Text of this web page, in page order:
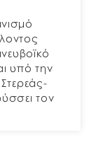
υπό την
τον